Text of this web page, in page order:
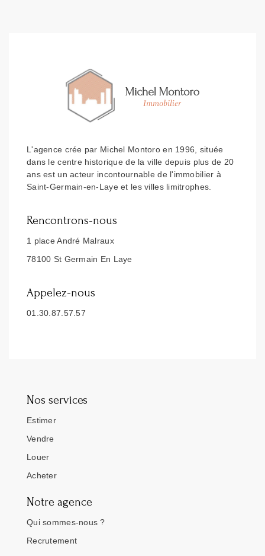
L'agence crée par Michel Montoro en 1996, située
dans le centre historique de la ville depuis plus de 20
ans est un acteur incontournable de l'immobilier à
Saint-Germain-en-Laye et les villes limitrophes.
Rencontrons-nous
1 place André Malraux
78100 St Germain En Laye
Appelez-nous
01.30.87.57.57
Nos services
Estimer
Vendre
Louer
Acheter
Notre agence
Qui sommes-nous ?
Recrutement